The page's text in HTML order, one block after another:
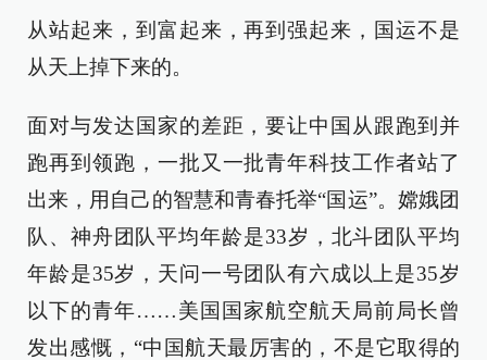
从站起来，到富起来，再到强起来，国运不是
从天上掉下来的。
面对与发达国家的差距，要让中国从跟跑到并
跑再到领跑，一批又一批青年科技工作者站了
出来，用自己的智慧和青春托举“国运”。嫦娥团
队、神舟团队平均年龄是33岁，北斗团队平均
年龄是35岁，天问一号团队有六成以上是35岁
以下的青年……美国国家航空航天局前局长曾
发出感慨，“中国航天最厉害的，不是它取得的